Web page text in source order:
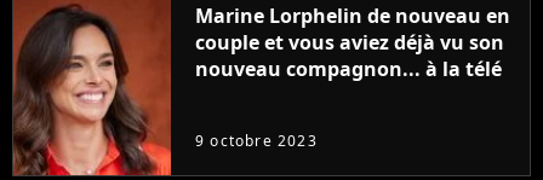
Marine Lorphelin de nouveau en
couple et vous aviez déjà vu son
nouveau compagnon... à la télé
9 octobre 2023